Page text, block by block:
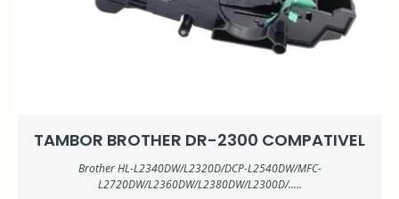
TAMBOR BROTHER DR-2300 COMPATIVEL
Brother HL-L2340DW/L2320D/DCP-L2540DW/MFC-
L2720DW/L2360DW/L2380DW/L2300D/.....